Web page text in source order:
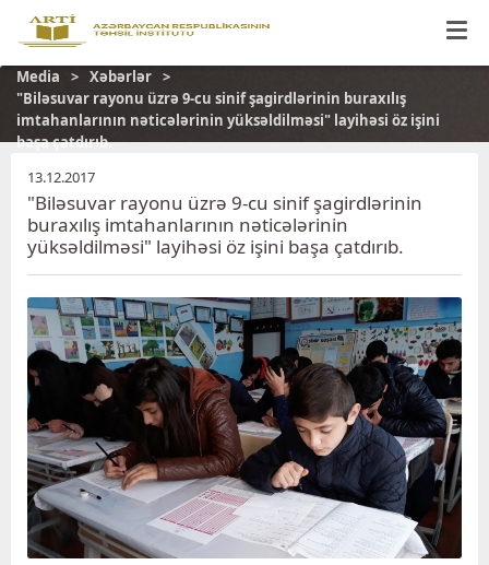
Media
Xəbərlər
"Biləsuvar rayonu üzrə 9-cu sinif şagirdlərinin buraxılış
imtahanlarının nəticələrinin yüksəldilməsi" layihəsi öz işini
başa çatdırıb.
13.12.2017
"Biləsuvar rayonu üzrə 9-cu sinif şagirdlərinin
buraxılış imtahanlarının nəticələrinin
yüksəldilməsi" layihəsi öz işini başa çatdırıb.